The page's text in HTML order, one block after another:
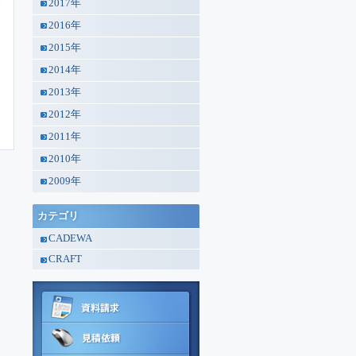
2017年
2016年
2015年
2014年
2013年
2012年
2011年
2010年
2009年
カテゴリ
CADEWA
CRAFT